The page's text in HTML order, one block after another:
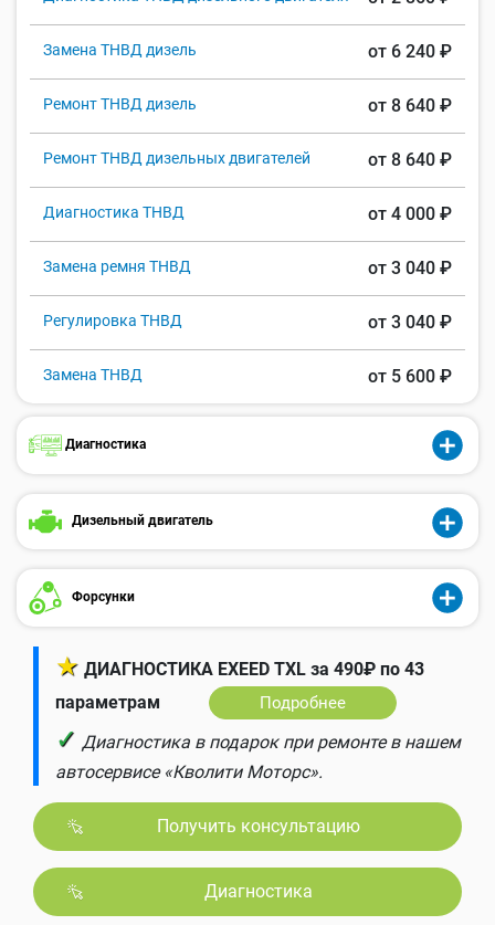
Замена ТНВД дизель от 6 240 ₽
Ремонт ТНВД дизель от 8 640 ₽
Ремонт ТНВД дизельных двигателей от 8 640 ₽
Диагностика ТНВД от 4 000 ₽
Замена ремня ТНВД от 3 040 ₽
Регулировка ТНВД от 3 040 ₽
Замена ТНВД от 5 600 ₽
Диагностика
Дизельный двигатель
Форсунки
★ ДИАГНОСТИКА EXEED TXL за 490₽ по 43
параметрам
Подробнее
✓ Диагностика в подарок при ремонте в нашем
автосервисе «Кволити Моторс».
Получить консультацию
Диагностика